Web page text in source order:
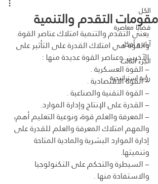
الكل
قضايا معاصرة
آراء و أفكار
الجزء الثالث
رؤية استراتيجية
مقومات التقدم والتنمية
يعني التقدم والتنمية امتلاك عناصر القوة.
والقوة هي امتلاك القدرة على التأثير على
الآخرين. وعناصر القوة عديدة منها :
– القوة العسكرية .
– القوة الاقتصادية .
– القوة التقنية والصناعية .
– القدرة على الإنتاج وإدارة الموارد.
– المعرفة والعلم قوة، ونوعية التعليم أهم،
والمهم امتلاك المعرفة والعلم للقدرة على
إدارة الموارد البشرية والمادية المتاحة
وتنميتها.
– السيطرة والتحكم على التكنولوجيا
والاستفادة منها .